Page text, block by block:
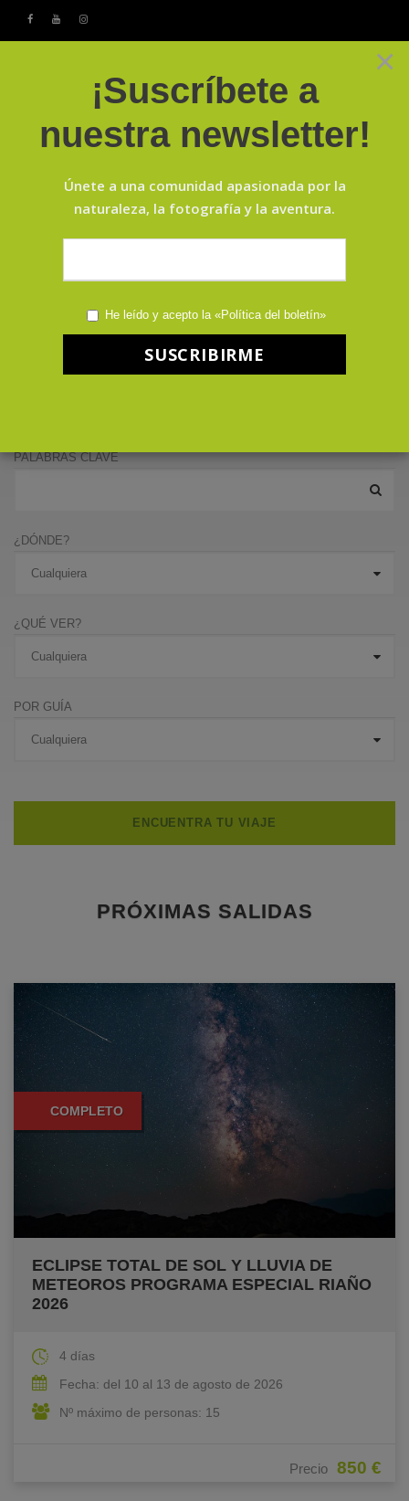
DEL 18 AL 22 DE DICIEMBRE DE
PELÍCANOS
PALABRAS CLAVE
¿DÓNDE?
¿QUÉ VER?
POR GUÍA
PRÓXIMAS SALIDAS
COMPLETO
ECLIPSE TOTAL DE SOL Y LLUVIA DE
METEOROS PROGRAMA ESPECIAL RIAÑO
2026
Precio 850 €
4 días
Fecha: del 10 al 13 de agosto de 2026
Nº máximo de personas: 15
×
¡Suscríbete a
nuestra newsletter!
Únete a una comunidad apasionada por la
naturaleza, la fotografía y la aventura.
He leído y acepto la «Política del boletín»